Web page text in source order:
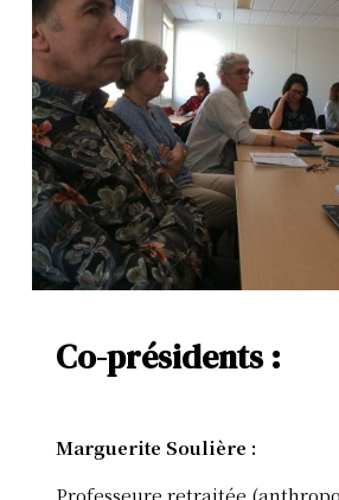
Co-présidents :
Marguerite Soulière :
Professeure retraitée